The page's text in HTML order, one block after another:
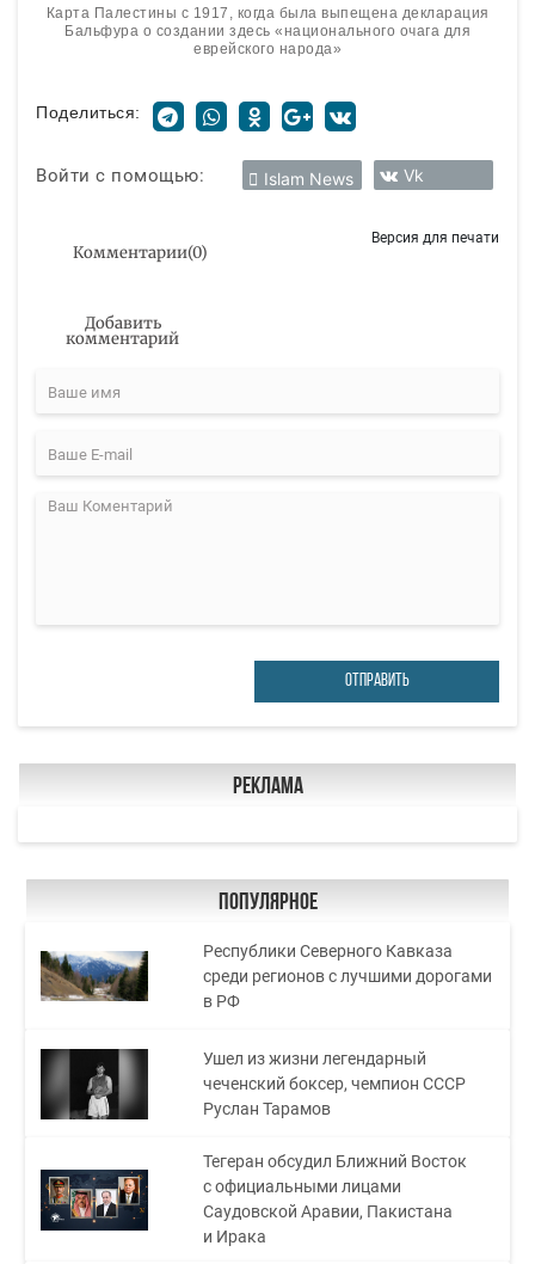
Карта Палестины с 1917, когда была выпещена декларация
Бальфура о создании здесь «национального очага для
еврейского народа»
Поделиться:
Войти с помощью: Islam News Vk
Комментарии(0)
Версия для печати
Добавить
комментарий
ОТПРАВИТЬ
Реклама
Популярное
Республики Северного Кавказа
среди регионов с лучшими дорогами
в РФ
Ушел из жизни легендарный
чеченский боксер, чемпион СССР
Руслан Тарамов
Тегеран обсудил Ближний Восток
с официальными лицами
Саудовской Аравии, Пакистана
и Ирака